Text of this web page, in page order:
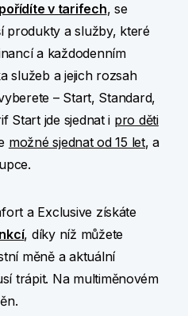
v tarifech, se
produkty a služby, které
a každodenním
služeb a jejich rozsah
– Start, Standard,
Start jde sjednat i pro děti
možné sjednat od 15 let, a
a Exclusive získáte
, díky níž můžete
měně a aktuální
trápit. Na multiměnovém